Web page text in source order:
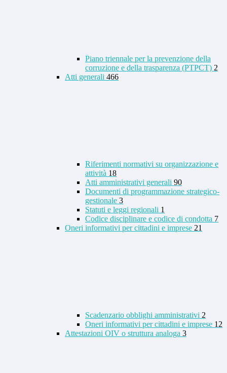
Piano triennale per la prevenzione della
corruzione e della trasparenza (PTPCT) 2
Atti generali 466
Riferimenti normativi su organizzazione e
attività 18
Atti amministrativi generali 90
Documenti di programmazione strategico-
gestionale 3
Statuti e leggi regionali 1
Codice disciplinare e codice di condotta 7
Oneri informativi per cittadini e imprese 21
Scadenzario obblighi amministrativi 2
Oneri informativi per cittadini e imprese 12
Attestazioni OIV o struttura analoga 3